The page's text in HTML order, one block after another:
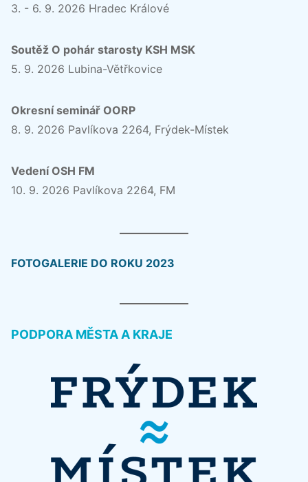
3. - 6. 9. 2026 Hradec Králové
Soutěž O pohár starosty KSH MSK
5. 9. 2026 Lubina-Větřkovice
Okresní seminář OORP
8. 9. 2026 Pavlíkova 2264, Frýdek-Místek
Vedení OSH FM
10. 9. 2026 Pavlíkova 2264, FM
FOTOGALERIE DO ROKU 2023
PODPORA MĚSTA A KRAJE